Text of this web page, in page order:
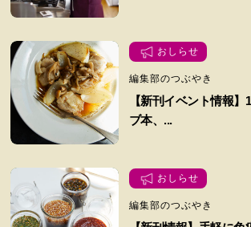
おしらせ
編集部のつぶやき
【新刊イベント情報
ブ本、...
おしらせ
編集部のつぶやき